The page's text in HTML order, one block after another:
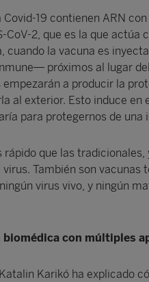
19 contienen ARN
CoV-2, que es la que actúa
cuando la vacuna es
próximos al lugar
a producir la
al exterior. Esto induce en
para protegernos de una
que las
También son vacunas
virus vivo, y ningún
con múltiples
Karikó ha explicado